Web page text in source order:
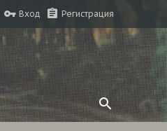
Вход Регистрация